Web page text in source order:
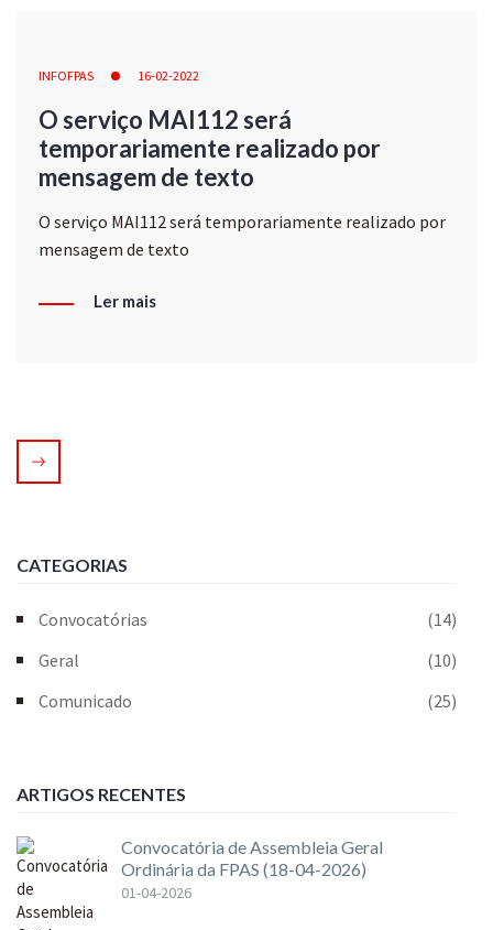
INFOFPAS 16-02-2022
O serviço MAI112 será
temporariamente realizado por
mensagem de texto
O serviço MAI112 será temporariamente realizado por
mensagem de texto
Ler mais
CATEGORIAS
Convocatórias
(14)
Geral
(10)
Comunicado
(25)
ARTIGOS RECENTES
Convocatória de Assembleia Geral
Ordinária da FPAS (18-04-2026)
01-04-2026